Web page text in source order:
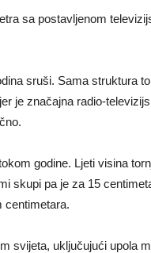
sa postavljenom
sruši. Sama struktura
je značajna radio-
godine. Ljeti visina
skupi pa je za 15
centimetara.
svijeta, uključujući upola